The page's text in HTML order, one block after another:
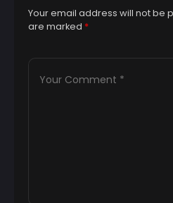
Your email address will not be
are marked *